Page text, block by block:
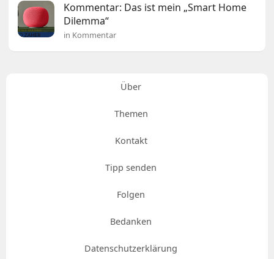
Kommentar: Das ist mein „Smart Home
Dilemma“
in Kommentar
Über
Themen
Kontakt
Tipp senden
Folgen
Bedanken
Datenschutzerklärung